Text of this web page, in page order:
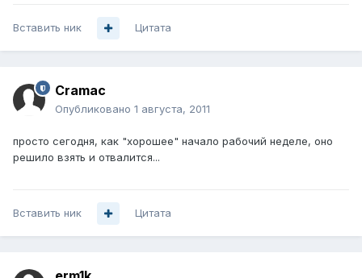
Вставить ник Цитата
Cramac
Опубликовано 1 августа, 2011
просто сегодня, как "хорошее" начало рабочий неделе, оно
решило взять и отвалится...
Вставить ник Цитата